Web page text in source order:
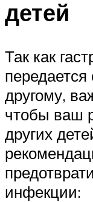
детей
Так как
передается
другому,
чтобы ваш
других
инфекции: